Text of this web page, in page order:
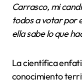
Carrasco, mi
todos a votar por
ella sabe lo que
La científica
conocimiento